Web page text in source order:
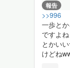
報告
>>996
一歩と
ですよね
とかい
けどね